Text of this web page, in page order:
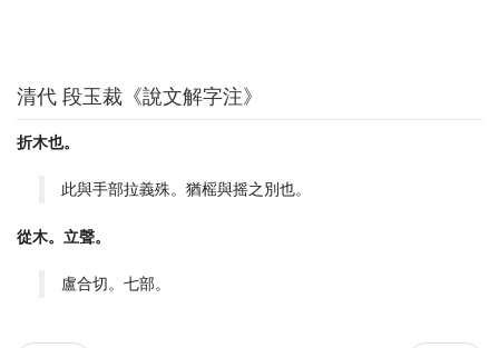
清代 段玉裁《說文解字注》
折木也。
此與手部拉義殊。猶榣與摇之別也。
從木。立聲。
盧合切。七部。